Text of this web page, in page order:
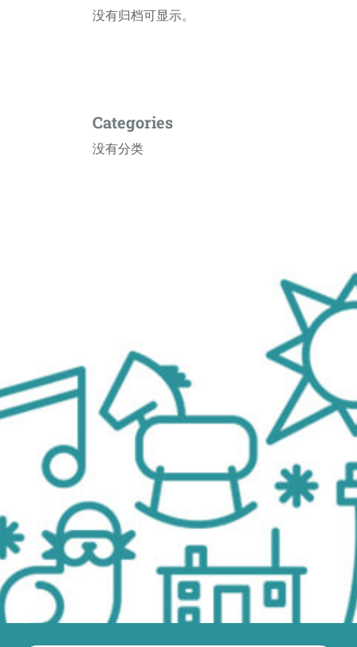
没有归档可显示。
Categories
没有分类